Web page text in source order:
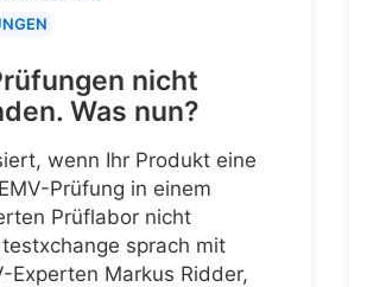
nicht
Was nun?
wenn Ihr Produkt eine
Prüfung in einem
Prüflabor nicht
sprach mit
Experten Markus Ridder,